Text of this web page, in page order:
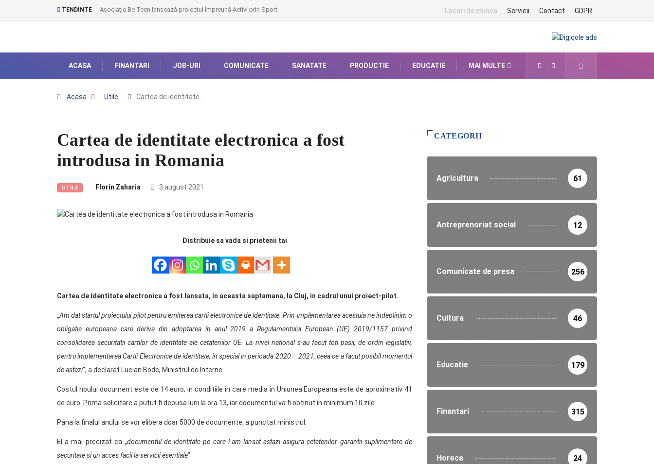
TENDINTE Asociația Be Teen lansează proiectul Împreună Activi prin Sport Locuri de munca Servicii Contact GDPR
ACASA FINANTARI JOB-URI COMUNICATE SANATATE PRODUCTIE EDUCATIE MAI MULTE
Acasa Utile Cartea de identitate…
Cartea de identitate electronica a fost
introdusa in Romania
UTILE Florin Zaharia 3 august 2021
Distribuie sa vada si prietenii tai
Cartea de identitate electronica a fost lansata, in aceasta saptamana, la Cluj, in cadrul unui proiect-pilot.
„Am dat startul proiectului pilot pentru emiterea cartii electronice de identitate. Prin implementarea acestuia ne indeplinim o
obligatie europeana care deriva din adoptarea in anul 2019 a Regulamentului European (UE) 2019/1157 privind
consolidarea securitatii cartilor de identitate ale cetatenilor UE. La nivel national s-au facut toti pasii, de ordin legislativ,
pentru implementarea Cartii Electronice de identitate, in special in perioada 2020 – 2021, ceea ce a facut posibil momentul
de astazi”, a declarat Lucian Bode, Ministrul de Interne
Costul noului document este de 14 euro, in conditiile in care media in Uniunea Europeana este de aproximativ 41
de euro. Prima solicitare a putut fi depusa luni la ora 13, iar documentul va fi obtinut in minimum 10 zile.
Pana la finalul anului se vor elibera doar 5000 de documente, a punctat ministrul.
El a mai precizat ca „documentul de identitate pe care l-am lansat astazi asigura cetatenilor garantii suplimentare de
securitate si un acces facil la servicii esentiale”.
CATEGORII
Agricultura 61
Antreprenoriat social 12
Comunicate de presa 256
Cultura 46
Educatie 179
Finantari 315
Horeca 24